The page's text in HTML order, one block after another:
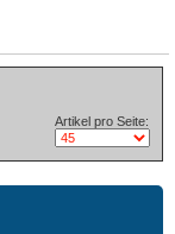
Artikel pro Seite: